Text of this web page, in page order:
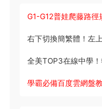
G1-G12普娃爬藤路
右下切換簡繁體！左
全美TOP3在線中學
學霸必備百度雲網盤